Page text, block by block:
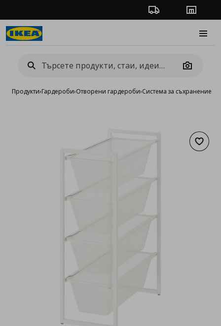
Проследяване на
Camera
Продукти›Гардероби›Отворени гардероби›Система за съхранение